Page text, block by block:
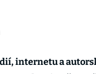
internetu a